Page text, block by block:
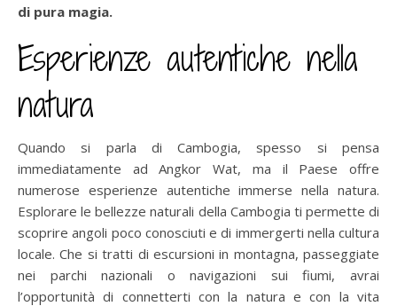
di pura magia.
Esperienze autentiche nella
natura
Quando si parla di Cambogia, spesso si pensa
immediatamente ad Angkor Wat, ma il Paese offre
numerose esperienze autentiche immerse nella natura.
Esplorare le bellezze naturali della Cambogia ti permette di
scoprire angoli poco conosciuti e di immergerti nella cultura
locale. Che si tratti di escursioni in montagna, passeggiate
nei parchi nazionali o navigazioni sui fiumi, avrai
l’opportunità di connetterti con la natura e con la vita